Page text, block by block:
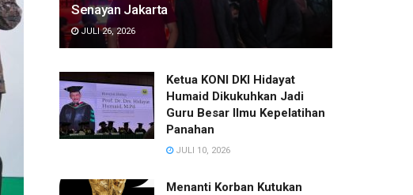
Senayan Jakarta
JULI 26, 2026
Ketua KONI DKI Hidayat
Humaid Dikukuhkan Jadi
Guru Besar Ilmu Kepelatihan
Panahan
JULI 10, 2026
Menanti Korban Kutukan